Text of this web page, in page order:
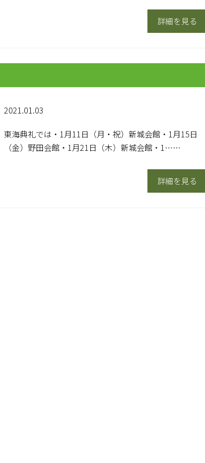
詳細を見る
2021.01.03
東海典礼では・1月11日（月・祝）新城会館・1月15日
（金）野田会館・1月21日（木）新城会館・1……
詳細を見る